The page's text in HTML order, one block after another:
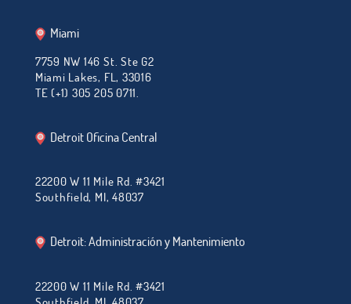
Miami
7759 NW 146 St. Ste G2
Miami Lakes, FL, 33016
TE (+1) 305 205 0711.
Detroit Oficina Central
22200 W 11 Mile Rd. #3421
Southfield, MI, 48037
Detroit: Administración y Mantenimiento
22200 W 11 Mile Rd. #3421